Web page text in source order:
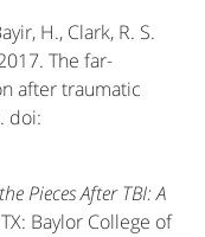
H., Clark, R. S.
The far-
after traumatic
doi:
Pieces After TBI: A
Baylor College of